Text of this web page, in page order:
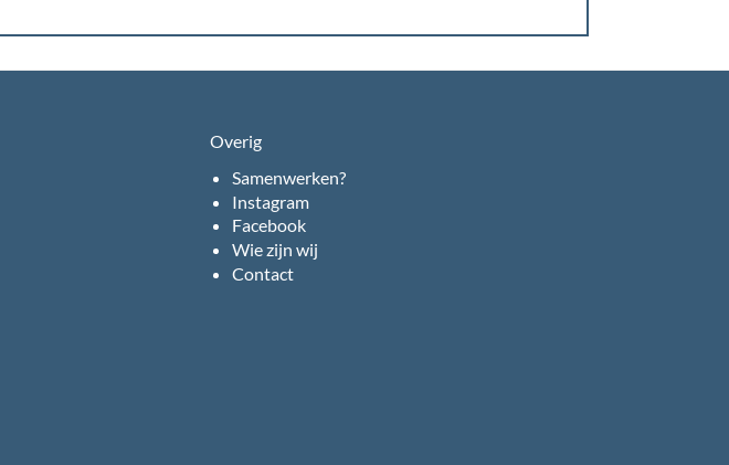
Overig
Samenwerken?
Instagram
Facebook
Wie zijn wij
Contact